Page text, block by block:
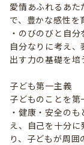
愛情あふれるあ
で、豊かな感性を
・のびのびと自
自分なりに考え
出す力の基礎を培
子ども第一主義
子どものことを第
・健康・安全の
え、自己を十分
り、子どもが周